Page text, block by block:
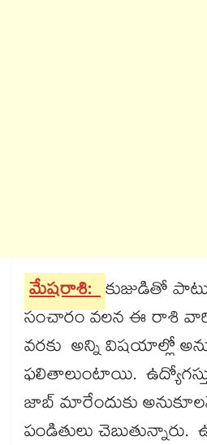
మేషరాశి:కుజుడితో పాటు
సంచారం వలన ఈ రాశి
వరకు అన్ని విషయాల్లో
ఫలితాలుంటాయి.
జాబ్​ మారేందుకు
పండితులు చెబుతున్నారు.